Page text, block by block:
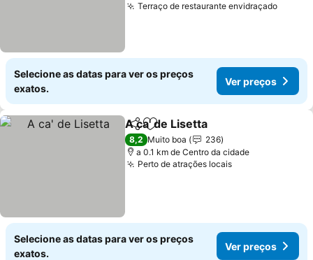
Terraço de restaurante envidraçado
Selecione as datas para ver os preços
exatos.
Ver preços
PartilharAdicionar aos favoritos
A ca' de Lisetta
8,2 Muito boa
236
a 0.1 km de Centro da cidade
Perto de atrações locais
Selecione as datas para ver os preços
exatos.
Ver preços